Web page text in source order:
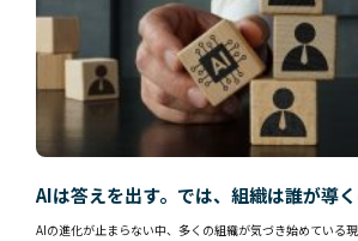
AIは答えを出す。では、組織は誰が導
AIの進化が止まらない中、多くの組織が気づき始めている